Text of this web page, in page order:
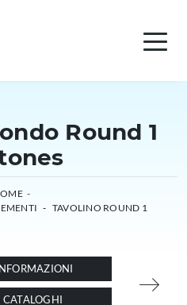
Round 1
-
- TAVOLINO ROUND 1
CATALOGHI